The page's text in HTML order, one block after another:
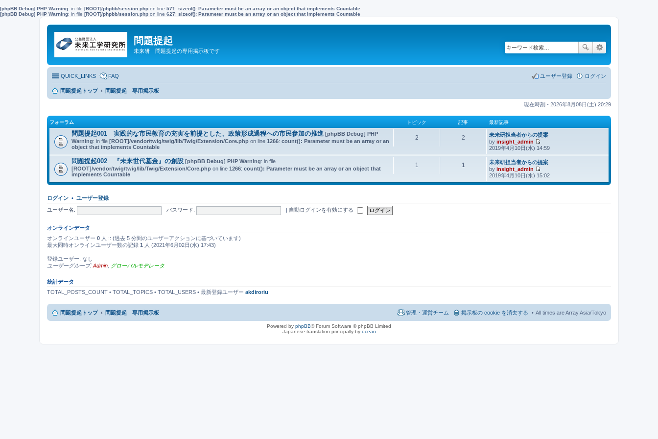
[phpBB Debug] PHP Warning: in file [ROOT]/phpbb/session.php on line 571 : sizeof(): Parameter must be an array or an object that implements Countable
[phpBB Debug] PHP Warning: in file [ROOT]/phpbb/session.php on line 627: sizeof(): Parameter must be an array or an object that implements Countable
問題提起
未来研 問題提起の専用掲示板です
QUICK_LINKS FAQ ログイン
ユーザー登録
問題提起トップ 問題提起 専用掲示板
現在時刻 - 2026年8月08日(土) 20:29
フォーラム トピック 記事 最新記事
問題提起001 実践的な市民教育の充実を前提とした、政策形成過程への市民参加の推進 [phpBB Debug] PHP
Warning: in file [ROOT]/vendor/twig/twig/lib/Twig/Extension/Core.php on line 1266: count(): Parameter must be an array or an
object that implements Countable
2 2
未来研担当者からの提案
by insight_admin
最
新
記
2019年4月10日(水) 14:59
問題提起002 『未来世代基金』の創設 [phpBB Debug] PHP Warning: in file
[ROOT]/vendor/twig/twig/lib/Twig/Extension/Core.php on line 1266: count(): Parameter must be an array or an object that
implements Countable
1 1
未来研担当者からの提案
by insight_admin
最
新
2019年4月10日(水) 15:02
ログイン • ユーザー登録
ユーザー名: パスワード: 自動ログインを有効にする
オンラインデータ
オンラインユーザー 0 人 :: (過去 5 分間のユーザーアクションに基づいています)
最大同時オンラインユーザー数の記録 1 人 (2021年6月02日(水) 17:43)
登録ユーザー: なし
ユーザーグループ: Admin グローバルモデレータ
統計データ
TOTAL_POSTS_COUNT • TOTAL_TOPICS • TOTAL_USERS • 最新登録ユーザー akdiroriu
問題提起トップ 問題提起 専用掲示板 All times are Array Asia/Tokyo
掲示板の cookie を消去する
管理・運営チーム
Powered by phpBB® Forum Software © phpBB Limited
Japanese translation principally by ocean